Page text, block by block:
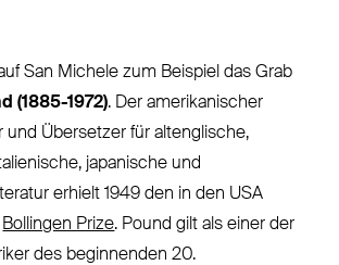
San Michele zum Beispiel das Grab
(1885-1972). Der amerikanischer
und Übersetzer für altenglische,
japanische und
erhielt 1949 den in den USA
Bollingen Prize. Pound gilt als einer der
des beginnenden 20.